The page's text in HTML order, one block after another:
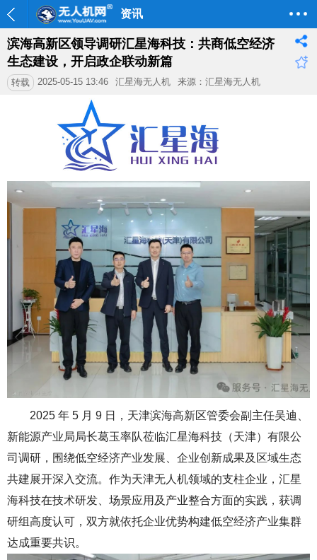
资讯
滨海高新区领导调研汇星海科技：共商低空经济
生态建设，开启政企联动新篇
转载 2025-05-15 13:46 汇星海无人机 来源：汇星海无人机
2025 年 5 月 9 日， 天津滨海高新区管委会副主任吴迪、
新能源产业局局长葛玉率队莅临汇星海科技（天津）有限公
司调研，围绕低空经济产业发展、企业创新成果及区域生态
共建展开深入交流。作为天津无人机领域的支柱企业，汇星
海科技在技术研发、场景应用及产业整合方面的实践，获调
研组高度认可，双方就依托企业优势构建低空经济产业集群
达成重要共识。